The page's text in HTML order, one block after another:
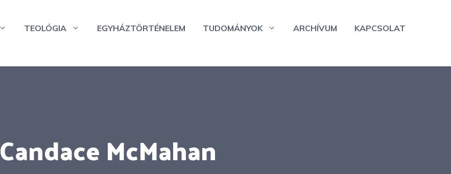
TEOLÓGIA EGYHÁZTÖRTÉNELEM TUDOMÁNYOK ARCHÍVUM KAPCSOLAT
Candace McMahan